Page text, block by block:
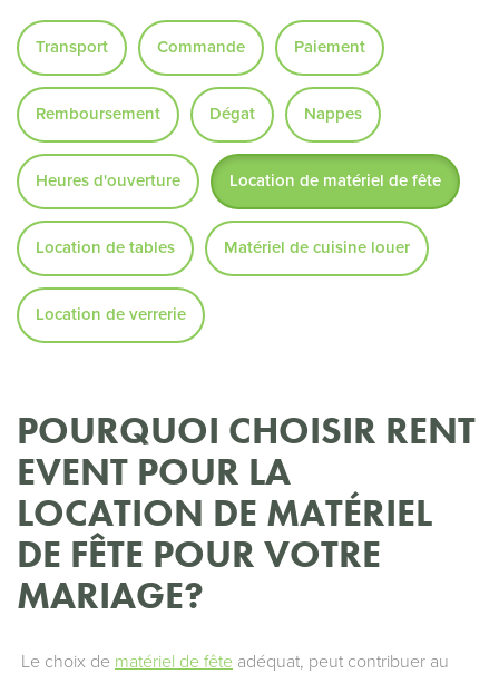
Transport Commande Paiement
Remboursement Dégat Nappes
Heures d'ouverture Location de matériel de fête
Location de tables Matériel de cuisine louer
Location de verrerie
POURQUOI CHOISIR RENT
EVENT POUR LA
LOCATION DE MATÉRIEL
DE FÊTE POUR VOTRE
MARIAGE?
Le choix de matériel de fête adéquat, peut contribuer au